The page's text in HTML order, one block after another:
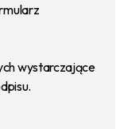
wystarczające